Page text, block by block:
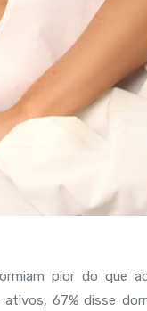
pior do que
67% disse